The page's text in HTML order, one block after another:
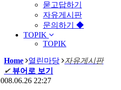
묻고답하기
자유게시판
문의하기 ◆
TOPIK
TOPIK
Home 열린마당
자유게시판
✔ 뷰어로 보기
22:27